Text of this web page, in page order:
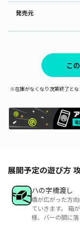
発売元
こ
※在庫がなくなり次第終了と
展開予定の遊び方
ハの字橋渡し
橋が広がった方
ていきます。 箱
様、バーの間に落